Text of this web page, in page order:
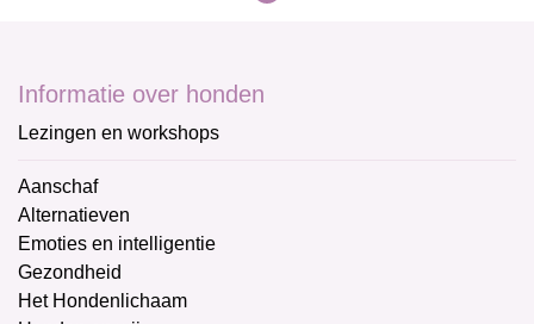
Informatie over honden
Lezingen en workshops
Aanschaf
Alternatieven
Emoties en intelligentie
Gezondheid
Het Hondenlichaam